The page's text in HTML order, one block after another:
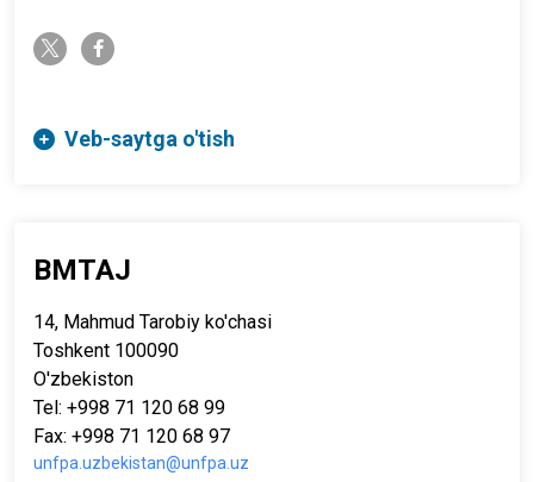
twitter-x facebook-f
Veb-saytga o'tish
BMTAJ
14, Mahmud Tarobiy ko'chasi
Toshkent 100090
O'zbekiston
Tel: +998 71 120 68 99
Fax: +998 71 120 68 97
unfpa.uzbekistan@unfpa.uz